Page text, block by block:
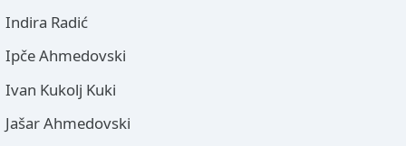
Indira Radić
Ipče Ahmedovski
Ivan Kukolj Kuki
Jašar Ahmedovski